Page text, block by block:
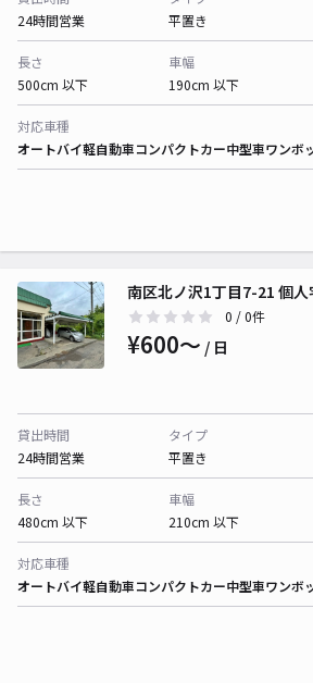
24時間営業
平置き
長さ
500cm 以下
車幅
190cm 以下
対応車種
オートバイ軽自動車コンパクトカー中型車ワンボ
南区北ノ沢1丁目7-21 個
0 / 0件
¥600〜 / 日
貸出時間
24時間営業
タイプ
平置き
長さ
480cm 以下
車幅
210cm 以下
対応車種
オートバイ軽自動車コンパクトカー中型車ワンボ